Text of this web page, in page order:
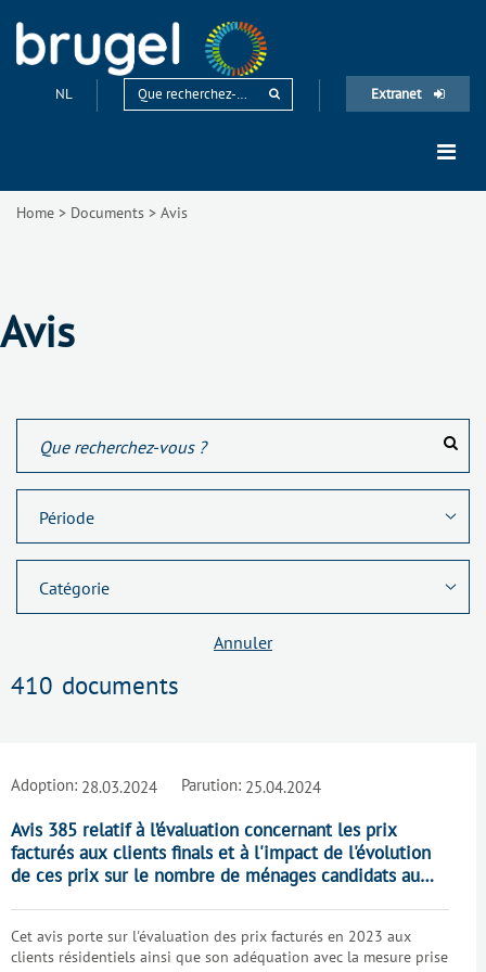
NL Extranet
Home > Documents > Avis
Avis
Annuler
410 documents
Adoption: 28.03.2024 Parution: 25.04.2024
Avis 385 relatif à l’évaluation concernant les prix
facturés aux clients finals et à l'impact de l'évolution
de ces prix sur le nombre de ménages candidats au
Cet avis porte sur l'évaluation des prix facturés en 2023 aux
clients résidentiels ainsi que son adéquation avec la mesure prise